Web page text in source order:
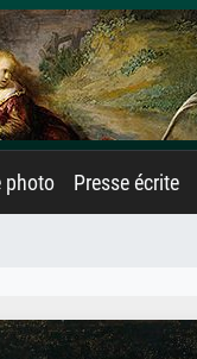
photo Presse écrite